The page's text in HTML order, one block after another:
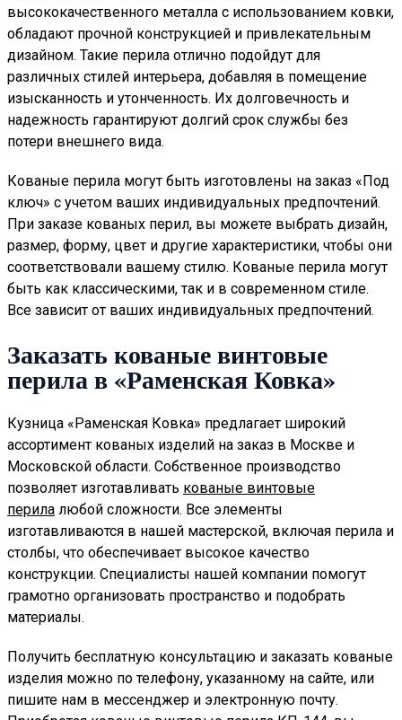
высококачественного металла с использованием ковки,
обладают прочной конструкцией и привлекательным
дизайном. Такие перила отлично подойдут для
различных стилей интерьера, добавляя в помещение
изысканность и утонченность. Их долговечность и
надежность гарантируют долгий срок службы без
потери внешнего вида.
Кованые перила могут быть изготовлены на заказ «Под
ключ» с учетом ваших индивидуальных предпочтений.
При заказе кованых перил, вы можете выбрать дизайн,
размер, форму, цвет и другие характеристики, чтобы они
соответствовали вашему стилю. Кованые перила могут
быть как классическими, так и в современном стиле.
Все зависит от ваших индивидуальных предпочтений.
Заказать кованые винтовые
перила в «Раменская Ковка»
Кузница «Раменская Ковка» предлагает широкий
ассортимент кованых изделий на заказ в Москве и
Московской области. Собственное производство
позволяет изготавливать кованые винтовые
перила любой сложности. Все элементы
изготавливаются в нашей мастерской, включая перила и
столбы, что обеспечивает высокое качество
конструкции. Специалисты нашей компании помогут
грамотно организовать пространство и подобрать
материалы.
Получить бесплатную консультацию и заказать кованые
изделия можно по телефону, указанному на сайте, или
пишите нам в мессенджер и электронную почту.